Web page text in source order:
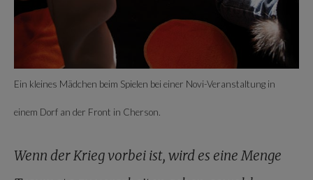
Ein kleines Mädchen beim Spielen bei einer Novi-Veranstaltung in
einem Dorf an der Front in Cherson.
Wenn der Krieg vorbei ist, wird es eine Menge